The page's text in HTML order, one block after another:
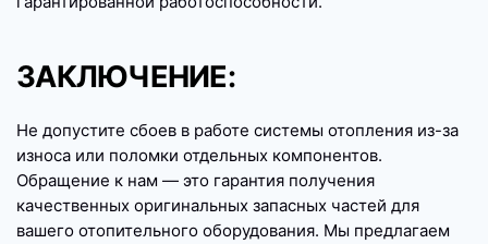
ЗАКЛЮЧЕНИЕ:
Не допустите сбоев в работе системы отопления из-за
износа или поломки отдельных компонентов.
Обращение к нам — это гарантия получения
качественных оригинальных запасных частей для
вашего отопительного оборудования. Мы предлагаем